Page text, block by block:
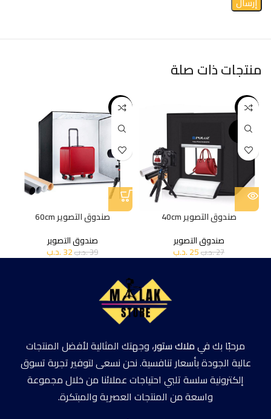
منتجات ذات صلة
-7%
SOLD O
UT
صندوق التصوير 40cm
صندوق التصوير
27.د.ب25.د.ب
-18%
صندوق التصوير 60cm
صندوق التصوير
39.د.ب32.د.ب
مرحبًا بك فيملاك ستور، وجهتك المثالية لأفضل المنتجات
عالية الجودة بأسعار تنافسية. نحن نسعى لتوفير تجربة تسوق
إلكترونية سلسة تلبي احتياجات عملائنا من خلال مجموعة
واسعة من المنتجات العصرية والمبتكرة.